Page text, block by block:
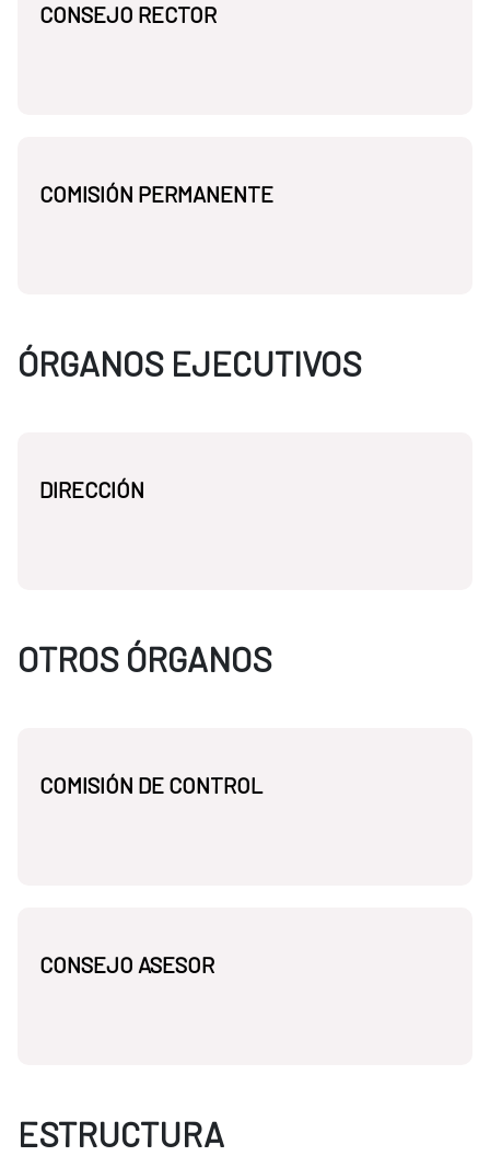
CONSEJO RECTOR
COMISIÓN PERMANENTE
ÓRGANOS EJECUTIVOS
DIRECCIÓN
OTROS ÓRGANOS
COMISIÓN DE CONTROL
CONSEJO ASESOR
ESTRUCTURA